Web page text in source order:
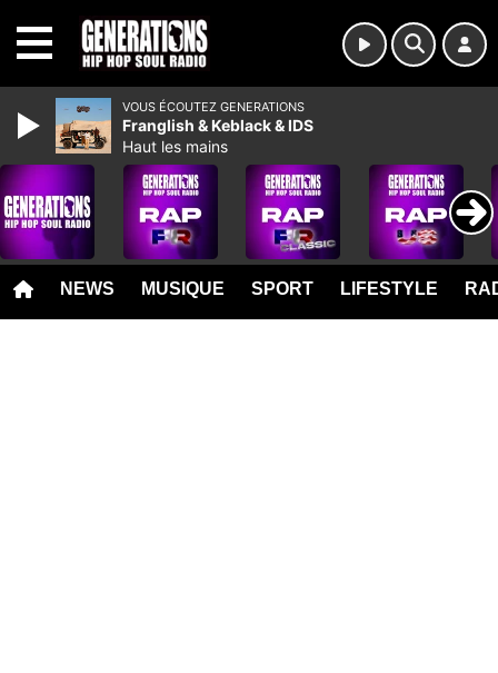
NEWS MUSIQUE SPORT LIFESTYLE
VOUS ÉCOUTEZ GENERATIONS
Franglish & Keblack & IDS
Haut les mains